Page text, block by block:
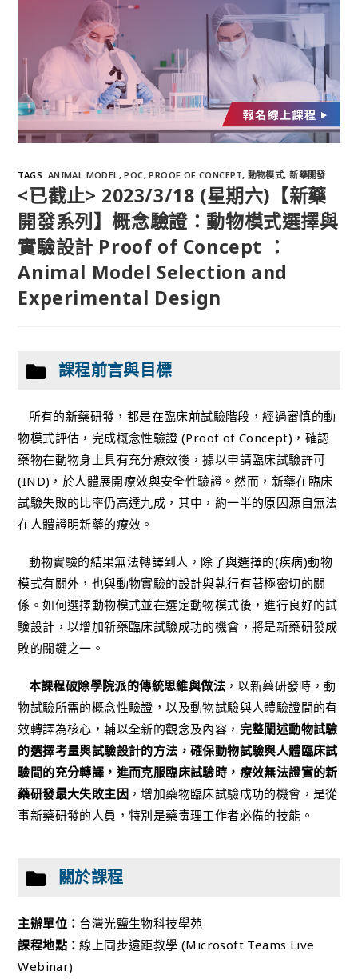
TAGS: ANIMAL MODEL, POC, PROOF OF CONCEPT, 動物模式, 新藥開發
<已截止> 2023/3/18 (星期六)【新藥
開發系列】概念驗證：動物模式選擇與
實驗設計 Proof of Concept ：
Animal Model Selection and
Experimental Design
課程前言與目標
所有的新藥研發，都是在臨床前試驗階段，經過審慎的動
物模式評估，完成概念性驗證 (Proof of Concept)，確認
藥物在動物身上具有充分療效後，據以申請臨床試驗許可
(IND)，於人體展開療效與安全性驗證。然而，新藥在臨床
試驗失敗的比率仍高達九成，其中，約一半的原因源自無法
在人體證明新藥的療效。
動物實驗的結果無法轉譯到人，除了與選擇的(疾病)動物
模式有關外，也與動物實驗的設計與執行有著極密切的關
係。如何選擇動物模式並在選定動物模式後，進行良好的試
驗設計，以增加新藥臨床試驗成功的機會，將是新藥研發成
敗的關鍵之一。
本課程破除學院派的傳統思維與做法 ，以新藥研發時，動
物試驗所需的概念性驗證，以及動物試驗與人體驗證間的有
效轉譯為核心，輔以全新的觀念及內容， 完整闡述動物試驗
的選擇考量與試驗設計的方法，確保動物試驗與人體臨床試
驗間的充分轉譯，進而克服臨床試驗時，療效無法證實的新
藥研發最大失敗主因 ，增加藥物臨床試驗成功的機會，是從
事新藥研發的人員，特別是藥毒理工作者必備的技能。
關於課程
主辦單位： 台灣光鹽生物科技學苑
課程地點：線上同步遠距教學 (Microsoft Teams Live
Webinar)